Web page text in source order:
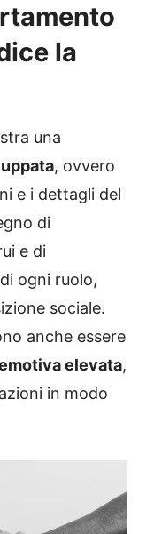
la
una
, ovvero
e i dettagli del
di
e di
ogni ruolo,
sociale.
anche essere
elevata,
in modo